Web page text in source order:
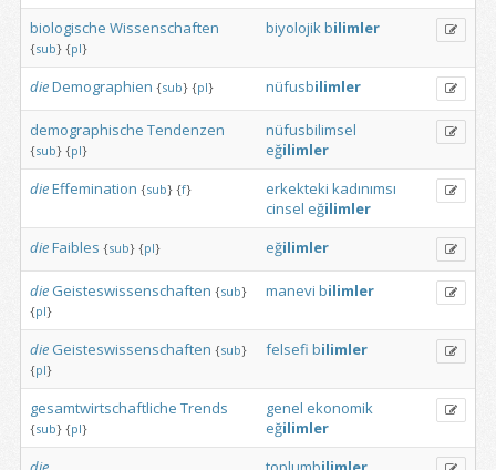
biologische Wissenschaften
{sub} {pl}
biyolojikbilimler
dieDemographien {sub} {pl} nüfusbilimler
demographische Tendenzen
{sub} {pl}
nüfusbilimsel
eğilimler
dieEffemination {sub} {f} erkekteki kadınımsı
cinsel eğilimler
dieFaibles {sub} {pl} eğilimler
die Geisteswissenschaften {sub}
{pl}
manevi bilimler
die Geisteswissenschaften {sub}
{pl}
felsefi bilimler
gesamtwirtschaftliche Trends
{sub} {pl}
genel ekonomik
eğilimler